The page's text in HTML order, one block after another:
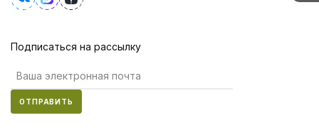
Подписаться на рассылку
ОТПРАВИТЬ